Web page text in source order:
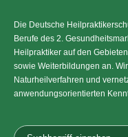
Die Deutsche
Berufe des 2.
Heilpraktiker auf den
sowie Weiterbildungen an.
Naturheilverfahren und
anwendungsorientierten